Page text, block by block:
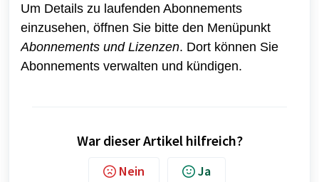
Um Details zu laufenden Abonnements
einzusehen, öffnen Sie bitte den Menüpunkt
Abonnements und Lizenzen. Dort können Sie
Abonnements verwalten und kündigen.
War dieser Artikel hilfreich?
Nein Ja